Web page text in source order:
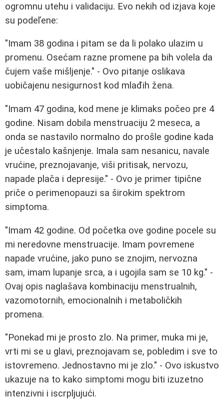
ogromnu utehu i validaciju. Evo nekih od izjava koje
su podeľene:
"Imam 38 godina i pitam se da li polako ulazim u
promenu. Osećam razne promene pa bih volela da
čujem vaše mišljenje." - Ovo pitanje oslikava
uobičajenu nesigurnost kod mlađih žena.
"Imam 47 godina, kod mene je klimaks počeo pre 4
godine. Nisam dobila menstruaciju 2 meseca, a
onda se nastavilo normalno do prošle godine kada
je učestalo kašnjenje. Imala sam nesanicu, navale
vrućine, preznojavanje, viši pritisak, nervozu,
napade plača i depresije." - Ovo je primer tipične
priče o perimenopauzi sa širokim spektrom
simptoma.
"Imam 42 godine. Od početka ove godine pocele su
mi neredovne menstruacije. Imam povremene
napade vrućine, jako puno se znojim, nervozna
sam, imam lupanje srca, a i ugojila sam se 10 kg." -
Ovaj opis naglašava kombinaciju menstrualnih,
vazomotornih, emocionalnih i metaboličkih
promena.
"Ponekad mi je prosto zlo. Na primer, muka mi je,
vrti mi se u glavi, preznojavam se, pobledim i sve to
istovremeno. Jednostavno mi je zlo." - Ovo iskustvo
ukazuje na to kako simptomi mogu biti izuzetno
intenzivni i iscrpljujući.